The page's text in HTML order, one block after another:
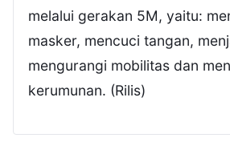
melalui gerakan 5M, yaitu:
masker, mencuci tangan,
mengurangi mobilitas dan
kerumunan. (Rilis)